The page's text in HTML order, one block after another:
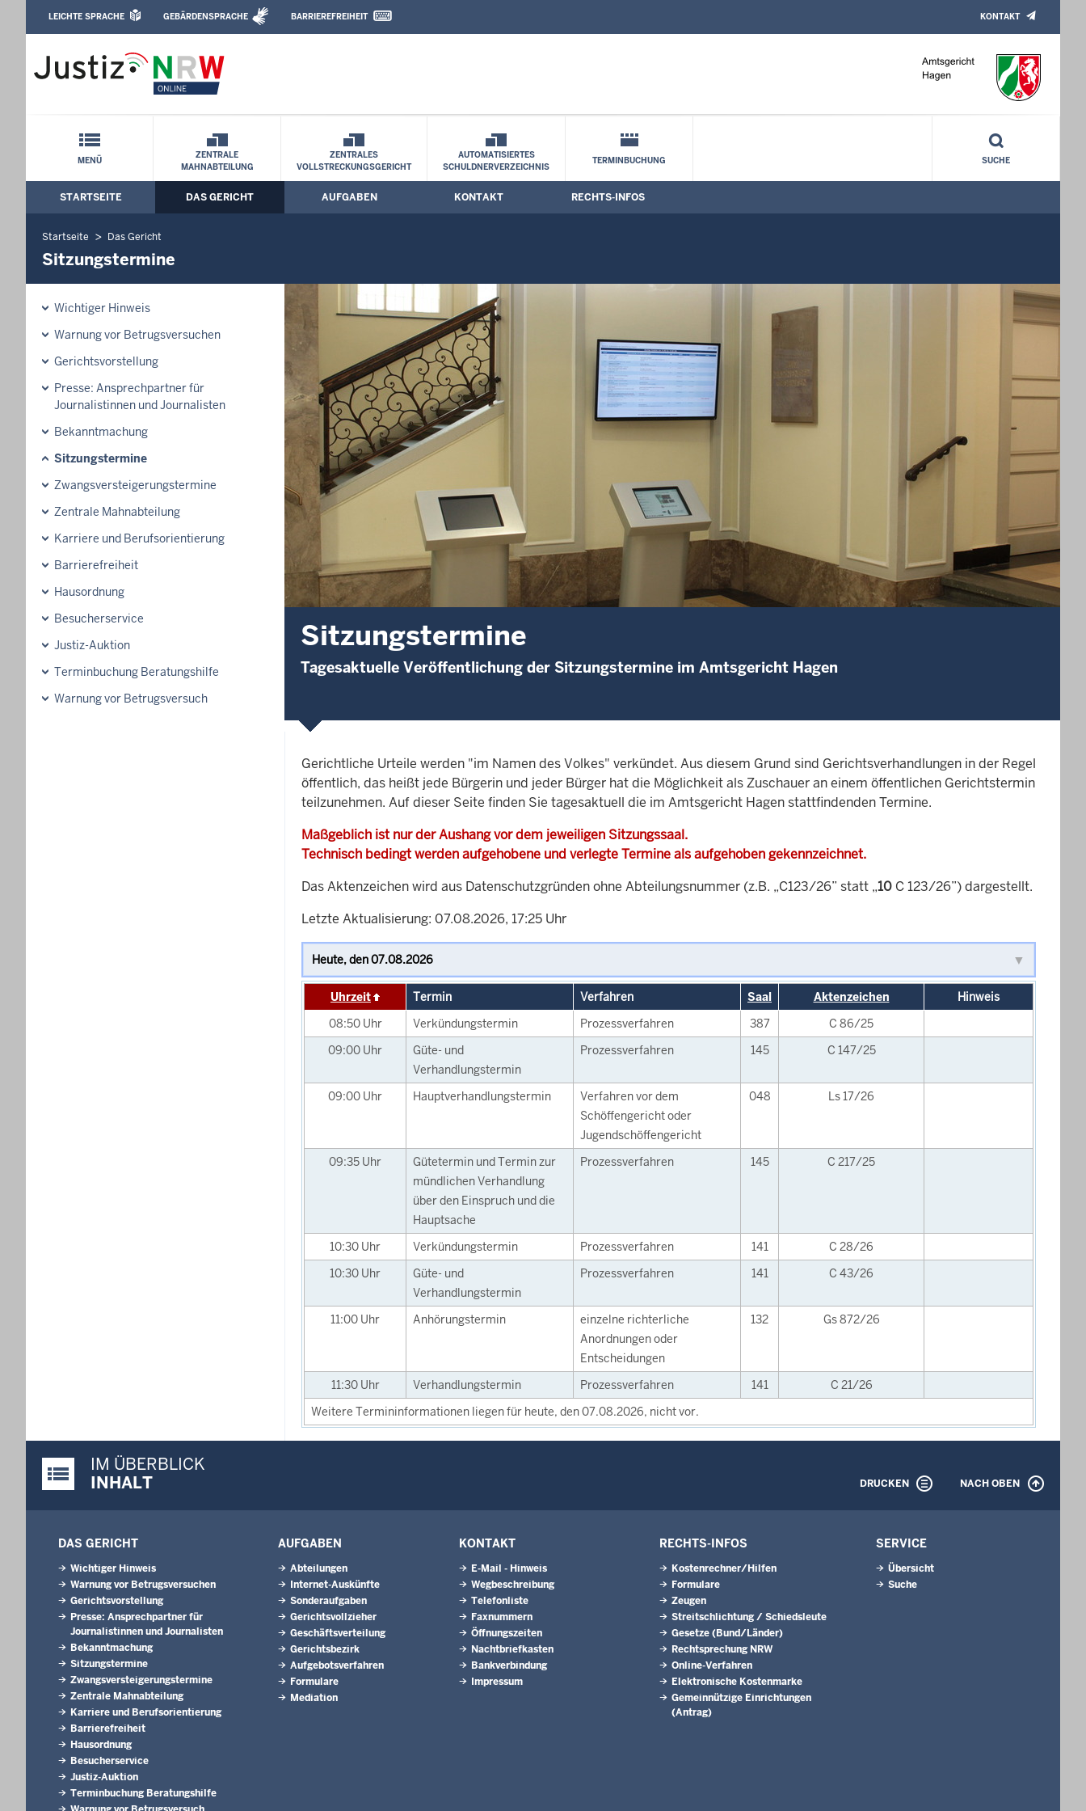
Amtsgericht Hagen: Sitzungstermine
Leichte Sprache, Gebärdensprachenvideo und Kontaktformular
LEICHTE SPRACHE GEBÄRDENSPRACHE BARRIEREFREIHEIT KONTAKT
Schnellnavigation mit Volltext-Suche
MENÜ
ZENTRALE
MAHNABTEILUNG
ZENTRALES
VOLLSTRECKUNGSGERICHT
AUTOMATISIERTES
SCHULDNERVERZEICHNIS
TERMINBUCHUNG SUCHE
Hauptmenü: Hauptnavigation
STARTSEITE DAS GERICHT AUFGABEN KONTAKT RECHTS-INFOS
Startseite Das Gericht
Sitzungstermine
Wichtiger Hinweis
Warnung vor Betrugsversuchen
Gerichtsvorstellung
Presse: Ansprechpartner für
Journalistinnen und Journalisten
Bekanntmachung
Sitzungstermine
Zwangsversteigerungs­termine
Zentrale Mahnabteilung
Karriere und Berufsorientierung
Barrierefreiheit
Hausordnung
Besucherservice
Justiz-Auktion
Terminbuchung Beratungshilfe
Warnung vor Betrugsversuch
Sitzungstermine
Tagesaktuelle Veröffentlichung der Sitzungstermine im Amtsgericht Hagen
Gerichtliche Urteile werden "im Namen des Volkes" verkündet. Aus diesem Grund sind Gerichtsverhandlungen in der Regel
öffentlich, das heißt jede Bürgerin und jeder Bürger hat die Möglichkeit als Zuschauer an einem öffentlichen Gerichtstermin
teilzunehmen. Auf dieser Seite finden Sie tagesaktuell die im Amtsgericht Hagen stattfindenden Termine.
Maßgeblich ist nur der Aushang vor dem jeweiligen Sitzungssaal.
Technisch bedingt werden aufgehobene und verlegte Termine als aufgehoben gekennzeichnet.
Das Aktenzeichen wird aus Datenschutzgründen ohne Abteilungsnummer (z.B. „C123/26” statt „10 C 123/26”) dargestellt.
Letzte Aktualisierung: 07.08.2026, 17:25 Uhr
Uhrzeit Termin Verfahren Saal Aktenzeichen
Hinweis
08:50 Uhr Verkündungstermin Prozessverfahren 387
C 86/25
09:00 Uhr
Güte- und
Verhandlungstermin
Prozessverfahren 145 C 147/25
09:00 Uhr Hauptverhandlungstermin
Verfahren vor dem
Schöffengericht oder
Jugendschöffengericht
048 Ls 17/26
09:35 Uhr
Gütetermin und Termin zur
mündlichen Verhandlung
über den Einspruch und die
Hauptsache
Prozessverfahren 145 C 217/25
10:30 Uhr Verkündungstermin Prozessverfahren 141
C 28/26
10:30 Uhr
Güte- und
Verhandlungstermin
Prozessverfahren 141 C 43/26
11:00 Uhr Anhörungstermin
einzelne richterliche
Anordnungen oder
Entscheidungen
132 Gs 872/26
11:30 Uhr Verhandlungstermin Prozessverfahren 141
C 21/26
Weitere Termininformationen liegen für heute, den 07.08.2026, nicht vor.
Justiz-Portal im Überblick:
IM ÜBERBLICK
INHALT
DRUCKEN NACH OBEN
DAS GERICHT
Wichtiger Hinweis
Warnung vor Betrugsversuchen
Gerichtsvorstellung
Presse: Ansprechpartner für
Journalistinnen und Journalisten
Bekanntmachung
Sitzungstermine
Zwangsversteigerungs­termine
Zentrale Mahnabteilung
Karriere und Berufsorientierung
Barrierefreiheit
Hausordnung
Besucherservice
Justiz-Auktion
Terminbuchung Beratungshilfe
AUFGABEN
Abteilungen
Internet-Auskünfte
Sonderaufgaben
Gerichtsvollzieher
Geschäftsverteilung
Gerichtsbezirk
Aufgebotsverfahren
Formulare
Mediation
KONTAKT
E-Mail - Hinweis
Wegbeschreibung
Telefonliste
Faxnummern
Öffnungszeiten
Nachtbriefkasten
Bankverbindung
Impressum
RECHTS-INFOS
Kostenrechner/Hilfen
Formulare
Zeugen
Streitschlichtung / Schiedsleute
Gesetze (Bund/Länder)
Rechtsprechung NRW
Online-Verfahren
Elektronische Kostenmarke
Gemeinnützige Einrichtungen
(Antrag)
SERVICE
Übersicht
Suche